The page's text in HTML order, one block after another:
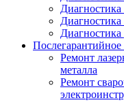
Диагностика
Диагностика
Ремонт
металла
Ремонт